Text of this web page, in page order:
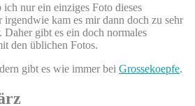
nur ein einziges Foto dieses
irgendwie kam es mir dann doch zu sehr
gibt es ein doch normales
den üblichen Fotos.
gibt es wie immer bei Grossekoepfe.